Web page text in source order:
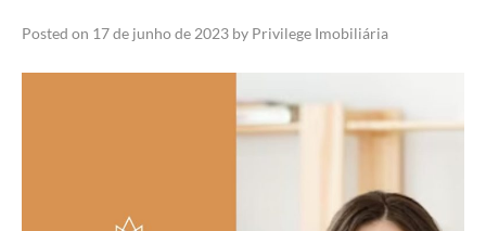
Posted on 17 de junho de 2023 by Privilege Imobiliária